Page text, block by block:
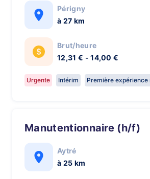
Périgny
à 27 km
Brut/heure
12,31 € - 14,00 €
Urgente Intérim Première expérience
Manutentionnaire (h/f)
Aytré
à 25 km